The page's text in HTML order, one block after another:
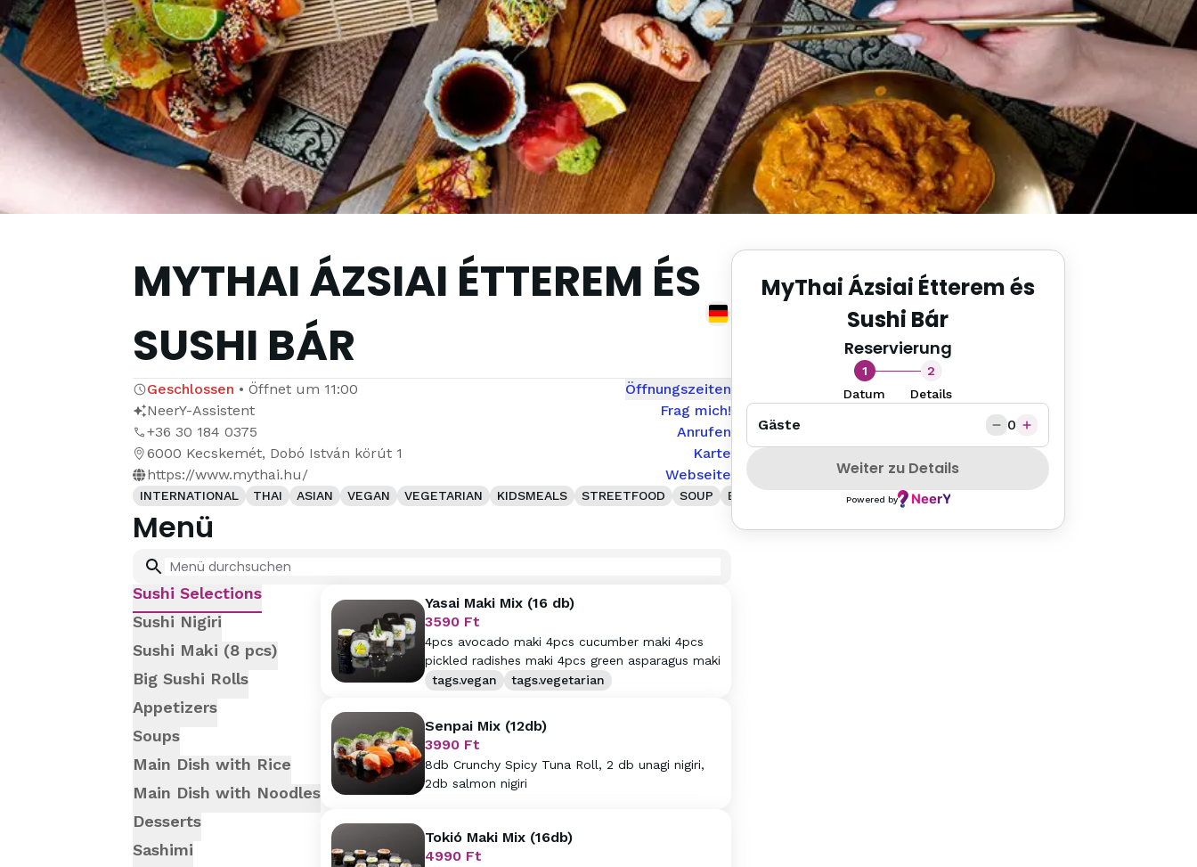
MYTHAI ÁZSIAI ÉTTEREM ÉS
SUSHI BÁR
Geschlossen • Öffnet um 11:00
Öffnungszeiten
NeerY-Assistent
Frag mich!
+36 30 184 0375
Anrufen
6000 Kecskemét, Dobó István körút 1
Karte
https://www.mythai.hu/
Webseite
INTERNATIONAL THAI ASIAN VEGAN VEGETARIAN KIDSMEALS STREETFOOD SOUP EXCLUSIVE PETFRIENDLY SZEPCARD
Menü
Sushi Selections
Sushi Nigiri
Sushi Maki (8 pcs)
Big Sushi Rolls
Appetizers
Soups
Main Dish with Rice
Main Dish with Noodles
Desserts
Sashimi
Yasai Maki Mix (16 db)
3590Ft
4pcs avocado maki 4pcs cucumber maki 4pcs
pickled radishes maki 4pcs green asparagus maki
tags.vegan
tags.vegetarian
Senpai Mix (12db)
3990Ft
8db Crunchy Spicy Tuna Roll, 2 db unagi nigiri,
2db salmon nigiri
Tokió Maki Mix (16db)
4990Ft
MyThai Ázsiai Étterem és
Sushi Bár
Reservierung
1
Datum
2
Details
Gäste 0
Weiter zu Details
Powered by